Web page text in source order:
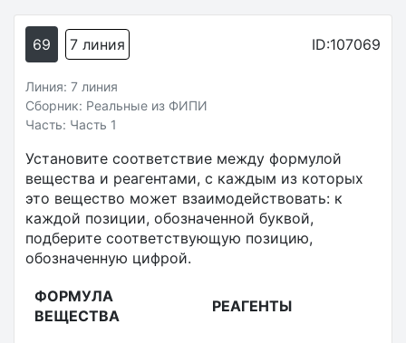
69 7 линия ID:107069
Линия: 7 линия
Сборник: Реальные из ФИПИ
Часть: Часть 1
Установите соответствие между формулой
вещества и реагентами, с каждым из которых
это вещество может взаимодействовать: к
каждой позиции, обозначенной буквой,
подберите соответствующую позицию,
обозначенную цифрой.
ФОРМУЛА
ВЕЩЕСТВА
РЕАГЕНТЫ